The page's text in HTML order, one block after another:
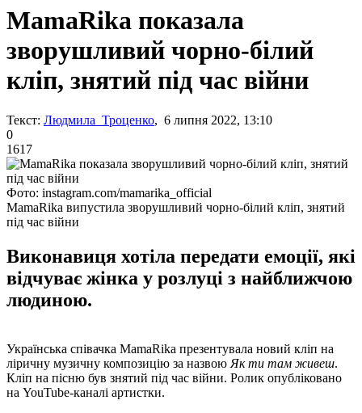
MamaRika показала
зворушливий чорно-білий
кліп, знятий під час війни
Текст: Людмила Троценко, 6 липня 2022, 13:10
0
1617
Фото: instagram.com/mamarika_official
MamaRika випустила зворушливий чорно-білий кліп, знятий
під час війни
Виконавиця хотіла передати емоції, які
відчуває жінка у розлуці з найближчою
людиною.
Українська співачка MamaRika презентувала новий кліп на
ліричну музичну композицію за назвою Як ти там живеш.
Кліп на пісню був знятий під час війни. Ролик опубліковано
на YouTube-каналі артистки.